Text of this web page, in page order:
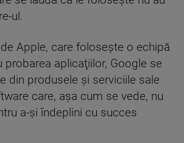
ul.
Apple, care foloseşte o echipă
probarea aplicaţiilor, Google se
din produsele şi serviciile sale
care, aşa cum se vede, nu
a-şi îndeplini cu succes